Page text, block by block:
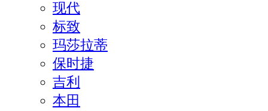
现代
标致
玛莎拉蒂
保时捷
吉利
本田